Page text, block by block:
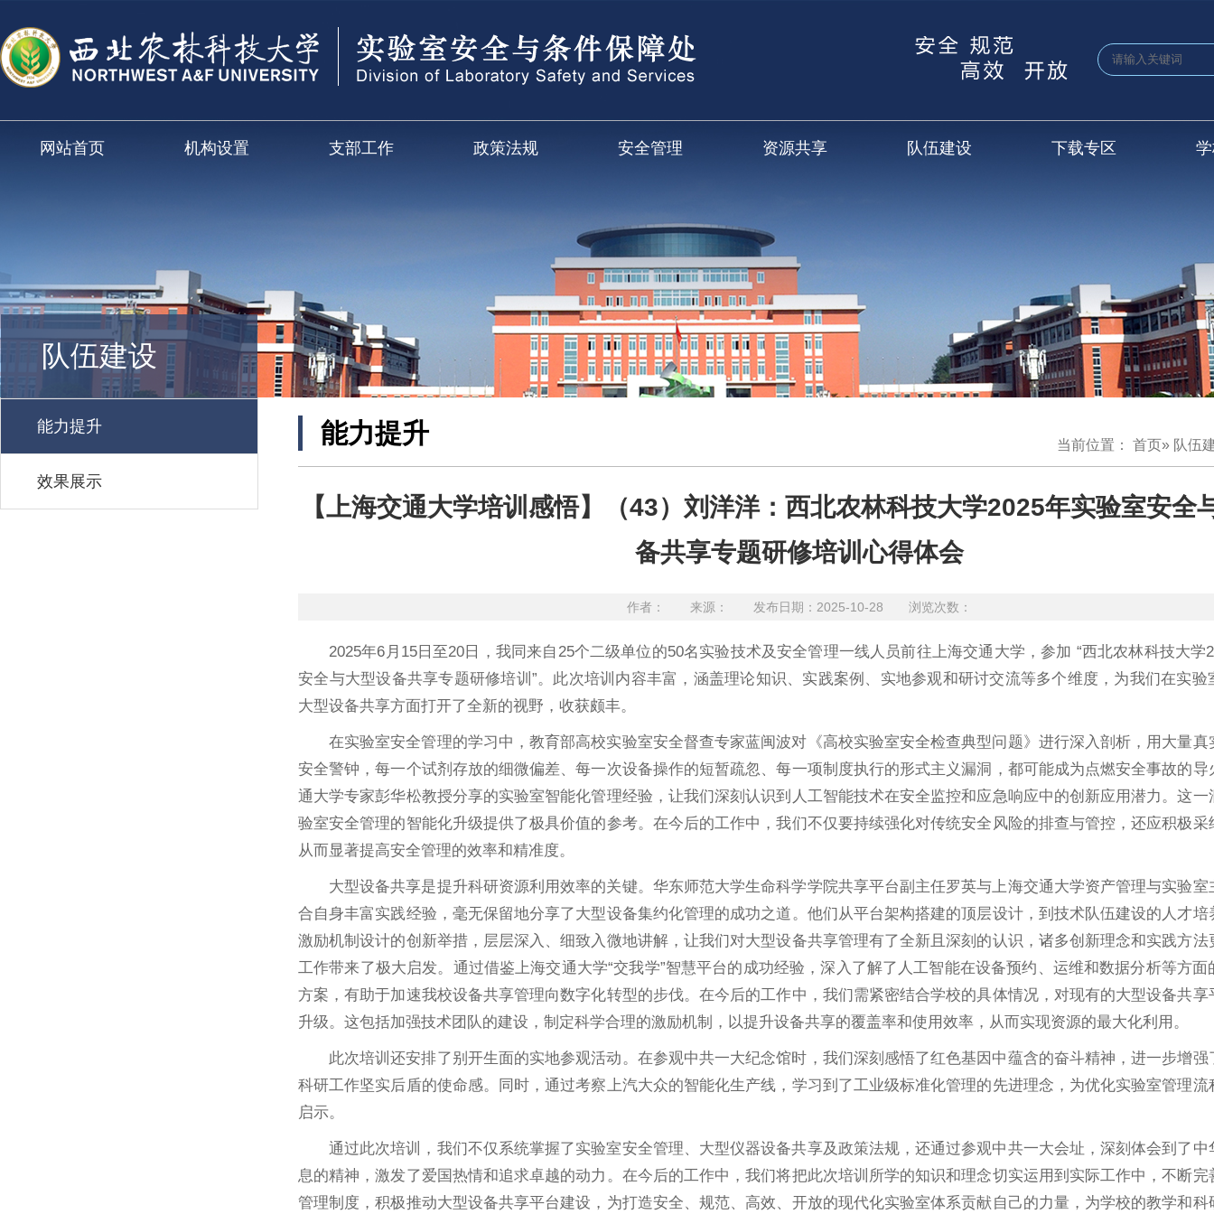
网站首页 机构设置 支部工作 政策法规 安全管理 资源共享 队伍建设 下载专区
队伍建设
能力提升
效果展示
当前位置： 首页» 队伍
能力提升
【上海交通大学培训感悟】（43）刘洋洋：西北农林科技大学2025年实验室安全
备共享专题研修培训心得体会
作者： 来源： 发布日期：2025-10-28 浏览次数：
2025年6月15日至20日，我同来自25个二级单位的50名实验技术及安全管理一线人员前往上海交通大学，参加 “西北农林科技大学
安全与大型设备共享专题研修培训”。此次培训内容丰富，涵盖理论知识、实践案例、实地参观和研讨交流等多个维度，为我们在实验
大型设备共享方面打开了全新的视野，收获颇丰。
在实验室安全管理的学习中，教育部高校实验室安全督查专家蓝闽波对《高校实验室安全检查典型问题》进行深入剖析，用大量真
安全警钟，每一个试剂存放的细微偏差、每一次设备操作的短暂疏忽、每一项制度执行的形式主义漏洞，都可能成为点燃安全事故的导
通大学专家彭华松教授分享的实验室智能化管理经验，让我们深刻认识到人工智能技术在安全监控和应急响应中的创新应用潜力。这一
验室安全管理的智能化升级提供了极具价值的参考。在今后的工作中，我们不仅要持续强化对传统安全风险的排查与管控，还应积极采
从而显著提高安全管理的效率和精准度。
大型设备共享是提升科研资源利用效率的关键。华东师范大学生命科学学院共享平台副主任罗英与上海交通大学资产管理与实验室
合自身丰富实践经验，毫无保留地分享了大型设备集约化管理的成功之道。他们从平台架构搭建的顶层设计，到技术队伍建设的人才培
激励机制设计的创新举措，层层深入、细致入微地讲解，让我们对大型设备共享管理有了全新且深刻的认识，诸多创新理念和实践方法
工作带来了极大启发。通过借鉴上海交通大学“交我学”智慧平台的成功经验，深入了解了人工智能在设备预约、运维和数据分析等方面
方案，有助于加速我校设备共享管理向数字化转型的步伐。在今后的工作中，我们需紧密结合学校的具体情况，对现有的大型设备共享
升级。这包括加强技术团队的建设，制定科学合理的激励机制，以提升设备共享的覆盖率和使用效率，从而实现资源的最大化利用。
此次培训还安排了别开生面的实地参观活动。在参观中共一大纪念馆时，我们深刻感悟了红色基因中蕴含的奋斗精神，进一步增强
科研工作坚实后盾的使命感。同时，通过考察上汽大众的智能化生产线，学习到了工业级标准化管理的先进理念，为优化实验室管理流
启示。
通过此次培训，我们不仅系统掌握了实验室安全管理、大型仪器设备共享及政策法规，还通过参观中共一大会址，深刻体会到了中
息的精神，激发了爱国热情和追求卓越的动力。在今后的工作中，我们将把此次培训所学的知识和理念切实运用到实际工作中，不断完
管理制度，积极推动大型设备共享平台建设，为打造安全、规范、高效、开放的现代化实验室体系贡献自己的力量，为学校的教学和科